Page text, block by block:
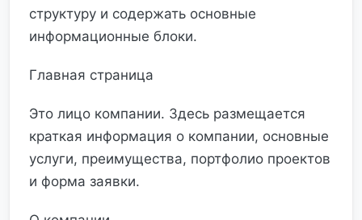
структуру и содержать основные
информационные блоки.
Главная страница
Это лицо компании. Здесь размещается
краткая информация о компании, основные
услуги, преимущества, портфолио проектов
и форма заявки.